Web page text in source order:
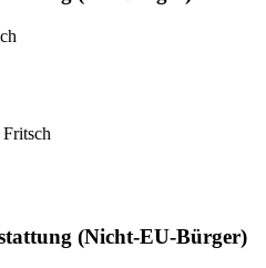
(Nicht-EU-Bürger)